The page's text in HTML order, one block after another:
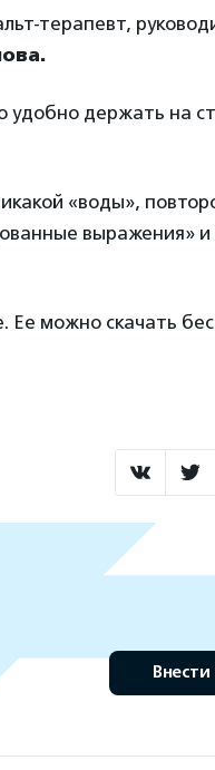
терапевт,
держать на
«воды»,
выражения» и
Ее можно скачать
Внести